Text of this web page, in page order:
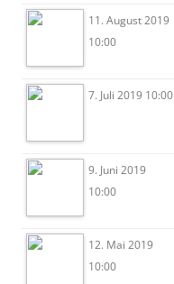
11. August 2019
10:00
7. Juli 2019 10:00
9. Juni 2019
10:00
12. Mai 2019
10:00